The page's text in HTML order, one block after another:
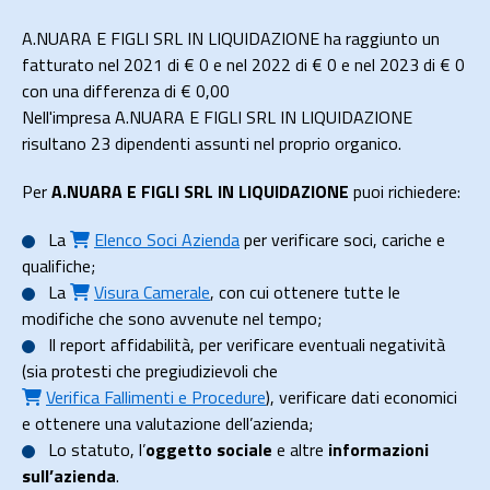
A.NUARA E FIGLI SRL IN LIQUIDAZIONE ha raggiunto un
fatturato nel 2021 di € 0 e nel 2022 di € 0 e nel 2023 di € 0
con una differenza di € 0,00
Nell'impresa A.NUARA E FIGLI SRL IN LIQUIDAZIONE
risultano 23 dipendenti assunti nel proprio organico.
PerA.NUARA E FIGLI SRL IN LIQUIDAZIONE puoi richiedere:
La
Elenco Soci Aziendaper verificare soci, cariche e
qualifiche;
La
Visura Camerale, con cui ottenere tutte le
modifiche che sono avvenute nel tempo;
Il report affidabilità, per verificare eventuali negatività
(sia protesti che pregiudizievoli che
Verifica Fallimenti e Procedure), verificare dati economici
e ottenere una valutazione dell’azienda;
Lo statuto, l’oggetto sociale e altre informazioni
sull’azienda.